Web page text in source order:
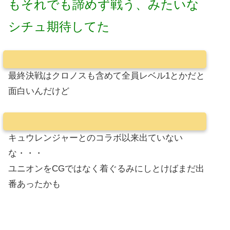
もそれでも諦めず戦う、みたいな
シチュ期待してた
最終決戦はクロノスも含めて全員レベル1とかだと
面白いんだけど
キュウレンジャーとのコラボ以来出ていない
な・・・
ユニオンをCGではなく着ぐるみにしとけばまだ出
番あったかも